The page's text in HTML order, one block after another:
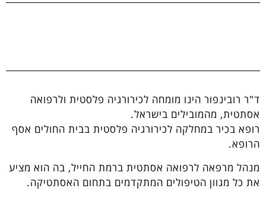
ד"ר רובינפור הינו מומחה לכירורגיה פלסטית ולרפואה
אסתטית, מהמובילים בישראל.
רופא בכיר במחלקה לכירורגיה פלסטית בבית החולים אסף
הרופא.
מנהל מרפאה לרפואה אסתטית ברמת החייל, בה הוא מציע
את כל מגוון הטיפולים המתקדמים בתחום האסתטיקה.